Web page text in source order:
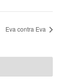
Eva contra Eva